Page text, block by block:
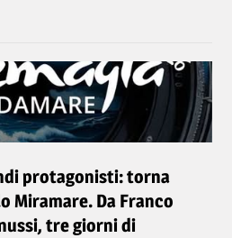
protagonisti: torna
Miramare. Da Franco
tre giorni di